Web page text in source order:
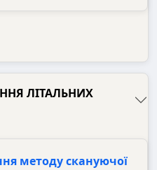
ЛІТАЛЬНИХ
методу скануючої